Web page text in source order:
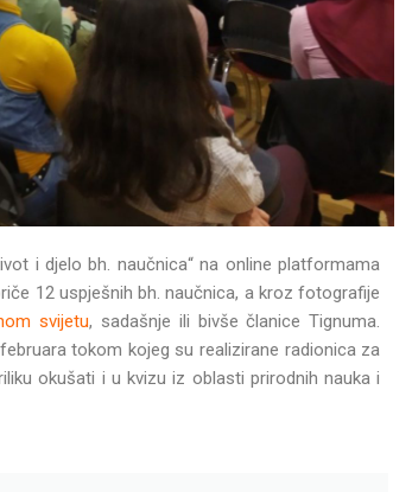
i djelo bh. naučnica“ na online platformama
12 uspješnih bh. naučnica, a kroz fotografije
svijetu, sadašnje ili bivše članice Tignuma.
tokom kojeg su realizirane radionica za
okušati i u kvizu iz oblasti prirodnih nauka i